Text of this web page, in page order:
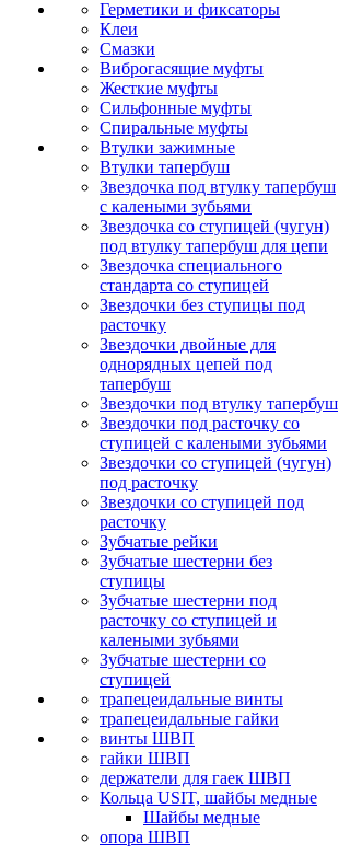
Герметики и фиксаторы
Клеи
Смазки
Виброгасящие муфты
Жесткие муфты
Сильфонные муфты
Спиральные муфты
Втулки зажимные
Втулки тапербуш
Звездочка под втулку тапербуш
c калеными зубьями
Звездочка со ступицей (чугун)
под втулку тапербуш для цепи
Звездочка специального
стандарта со ступицей
Звездочки без ступицы под
расточку
Звездочки двойные для
однорядных цепей под
тапербуш
Звездочки под втулку тапербуш
Звездочки под расточку со
ступицей с калеными зубьями
Звездочки со ступицей (чугун)
под расточку
Звездочки со ступицей под
расточку
Зубчатые рейки
Зубчатые шестерни без
ступицы
Зубчатые шестерни под
расточку со ступицей и
калеными зубьями
Зубчатые шестерни со
ступицей
трапецеидальные винты
трапецеидальные гайки
винты ШВП
гайки ШВП
держатели для гаек ШВП
Кольца USIT, шайбы медные
Шайбы медные
опора ШВП